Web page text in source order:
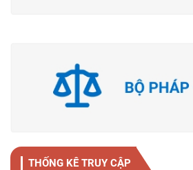
THỐNG KÊ TRUY CẬP